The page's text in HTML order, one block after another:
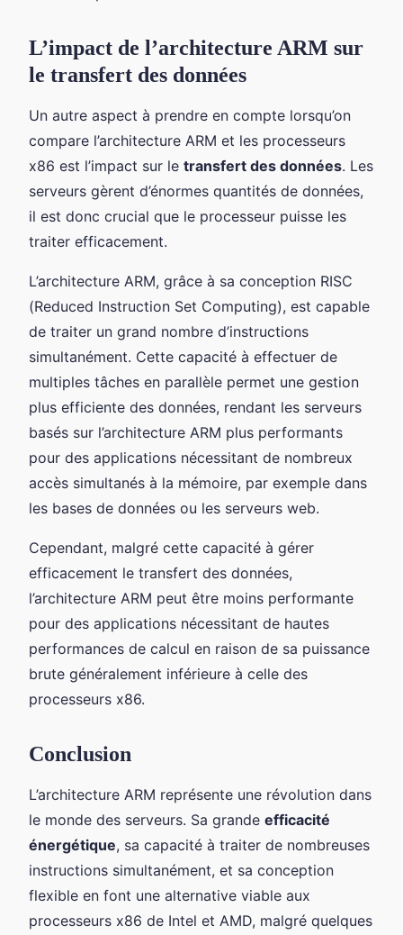
L’impact de l’architecture ARM sur
le transfert des données
Un autre aspect à prendre en compte lorsqu’on
compare l’architecture ARM et les processeurs
x86 est l’impact sur le transfert des données. Les
serveurs gèrent d’énormes quantités de données,
il est donc crucial que le processeur puisse les
traiter efficacement.
L’architecture ARM, grâce à sa conception RISC
(Reduced Instruction Set Computing), est capable
de traiter un grand nombre d’instructions
simultanément. Cette capacité à effectuer de
multiples tâches en parallèle permet une gestion
plus efficiente des données, rendant les serveurs
basés sur l’architecture ARM plus performants
pour des applications nécessitant de nombreux
accès simultanés à la mémoire, par exemple dans
les bases de données ou les serveurs web.
Cependant, malgré cette capacité à gérer
efficacement le transfert des données,
l’architecture ARM peut être moins performante
pour des applications nécessitant de hautes
performances de calcul en raison de sa puissance
brute généralement inférieure à celle des
processeurs x86.
Conclusion
L’architecture ARM représente une révolution dans
le monde des serveurs. Sa grande efficacité
énergétique, sa capacité à traiter de nombreuses
instructions simultanément, et sa conception
flexible en font une alternative viable aux
processeurs x86 de Intel et AMD, malgré quelques